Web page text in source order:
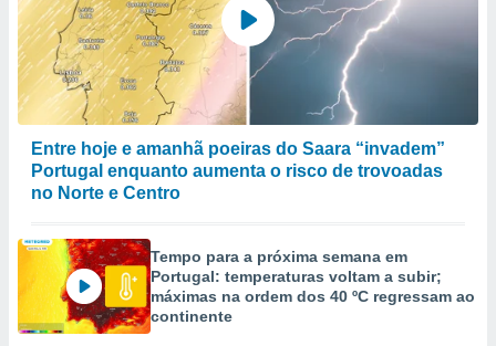
Entre hoje e amanhã poeiras do Saara “invadem”
Portugal enquanto aumenta o risco de trovoadas
no Norte e Centro
Tempo para a próxima semana em
Portugal: temperaturas voltam a subir;
máximas na ordem dos 40 ºC regressam ao
continente